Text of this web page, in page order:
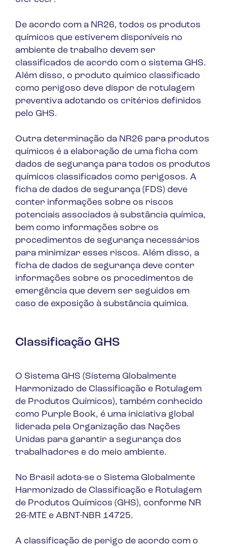
De acordo com a NR26, todos os produtos
químicos que estiverem disponíveis no
ambiente de trabalho devem ser
classificados de acordo com o sistema GHS.
Além disso, o produto químico classificado
como perigoso deve dispor de rotulagem
preventiva adotando os critérios definidos
pelo GHS.
Outra determinação da NR26 para produtos
químicos é a elaboração de uma ficha com
dados de segurança para todos os produtos
químicos classificados como perigosos. A
ficha de dados de segurança (FDS) deve
conter informações sobre os riscos
potenciais associados à substância química,
bem como informações sobre os
procedimentos de segurança necessários
para minimizar esses riscos. Além disso, a
ficha de dados de segurança deve conter
informações sobre os procedimentos de
emergência que devem ser seguidos em
caso de exposição à substância química.
Classificação GHS
O Sistema GHS (Sistema Globalmente
Harmonizado de Classificação e Rotulagem
de Produtos Químicos), também conhecido
como Purple Book, é uma iniciativa global
liderada pela Organização das Nações
Unidas para garantir a segurança dos
trabalhadores e do meio ambiente.
No Brasil adota-se o Sistema Globalmente
Harmonizado de Classificação e Rotulagem
de Produtos Químicos (GHS), conforme NR
26-MTE e ABNT-NBR 14725.
A classificação de perigo de acordo com o